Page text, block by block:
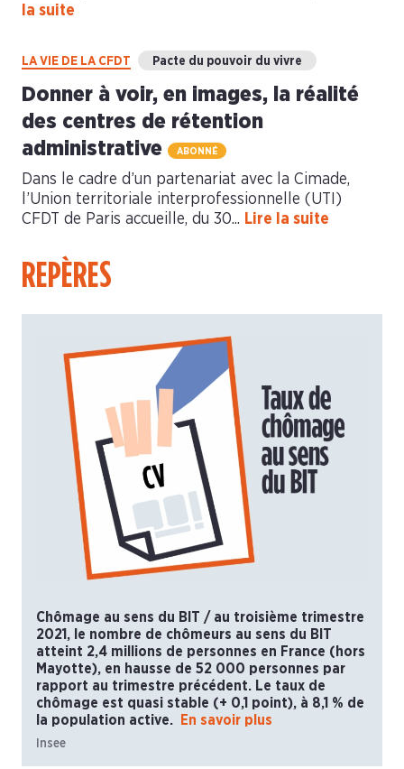
la suite
LA VIE DE LA CFDT Pacte du pouvoir du vivre
Donner à voir, en images, la réalité
des centres de rétention
administrative
ABONNÉ
Dans le cadre d’un partenariat avec la Cimade,
l’Union territoriale interprofessionnelle (UTI)
CFDT de Paris accueille, du 30... Lire la suite
REPÈRES
Chômage au sens du BIT / au troisième trimestre
2021, le nombre de chômeurs au sens du BIT
atteint 2,4 millions de personnes en France (hors
Mayotte), en hausse de 52 000 personnes par
rapport au trimestre précédent. Le taux de
chômage est quasi stable (+ 0,1 point), à 8,1 % de
la population active.
En savoir plus
Insee